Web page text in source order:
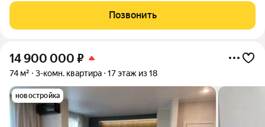
камерного формата. На первых этажах предусмотрены
коммерческие помещения: магазины, кафе
Позвонить
14 900 000 ₽
74 м² 3-комн. квартира 17 этаж из 18
новостройка